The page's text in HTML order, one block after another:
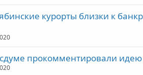
курорты близки к
прокомментировали